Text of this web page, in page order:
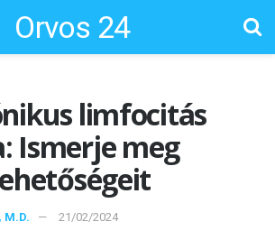
Orvos 24
limfocitás
Ismerje meg
M.D. 21/02/2024